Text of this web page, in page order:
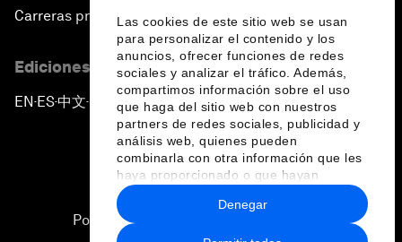
Las cookies de este sitio web se usan
para personalizar el contenido y los
anuncios, ofrecer funciones de redes
sociales y analizar el tráfico. Además,
compartimos información sobre el uso
que haga del sitio web con nuestros
partners de redes sociales, publicidad y
análisis web, quienes pueden
combinarla con otra información que les
haya proporcionado o que hayan
recopilado a partir del uso que haya
hecho de sus servicios.
Denegar
Carreras profesionales
Ediciones en otros idiomas
EN ▪ES▪中文▪ 日本語
Política de privacidad y normas de uso